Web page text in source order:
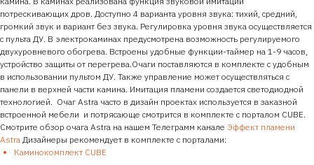
потрескивающих дров. Доступно 4 варианта уровня звука: тихий, средний,
громкий звук и вариант без звука. Регулировка уровня звука осуществляется
с пульта ДУ. В электрокаминах предусмотрена возможность регулируемого
двухуровневого обогрева. Встроены удобные функции-таймер на 1-9 часов,
устройство защиты от перегрева.Очаги поставляются в комплекте с удобным
в использовании пультом ДУ. Также управление может осуществляться с
панели в верхней части камина. Имитация пламени создается светодиодной
технологией. Очаг Astra часто в дизайн проектах используется в заказной
встроенной мебели и потрясающе смотрится в комплекте с порталом CUBE.
Смотрите обзор очага Astra на нашем Телеграмм канале Эффект пламени
Astra Дизайнеры рекомендует в комплекте с порталами:
Каминокомплект CUBE